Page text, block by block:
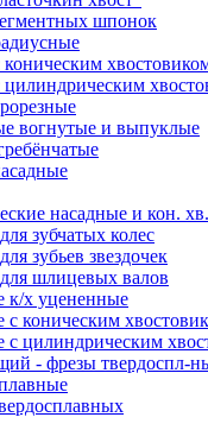
шпонок
вогнутые и выпуклые
насадные и кон. хв.
зубчатых колес
зубьев звездочек
шлицевых валов
х уцененные
коническим
цилиндрическим
- фрезы твердоспл-